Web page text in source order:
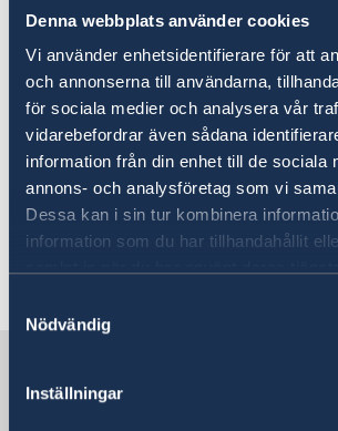
Denna webbplats använder cookies
Vi använder enhetsidentifierare för att
och annonserna till användarna,
för sociala medier och analysera vår
vidarebefordrar även sådana
information från din enhet till de sociala
annons- och analysföretag som vi
Dessa kan i sin tur kombinera
information som du har tillhandahållit
Nödvändig
Inställningar
not handle migration issues -
permits - for travelers from
Sweden.The Embassy of
responsible for these matters..
For more information about this,
Going to Swedenand choose the
with information.
Last updated 29 Jan 2019, 11.22 AM